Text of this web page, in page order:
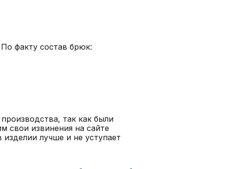
факту состав брюк:
так как были
свои извинения на сайте
лучше и не уступает